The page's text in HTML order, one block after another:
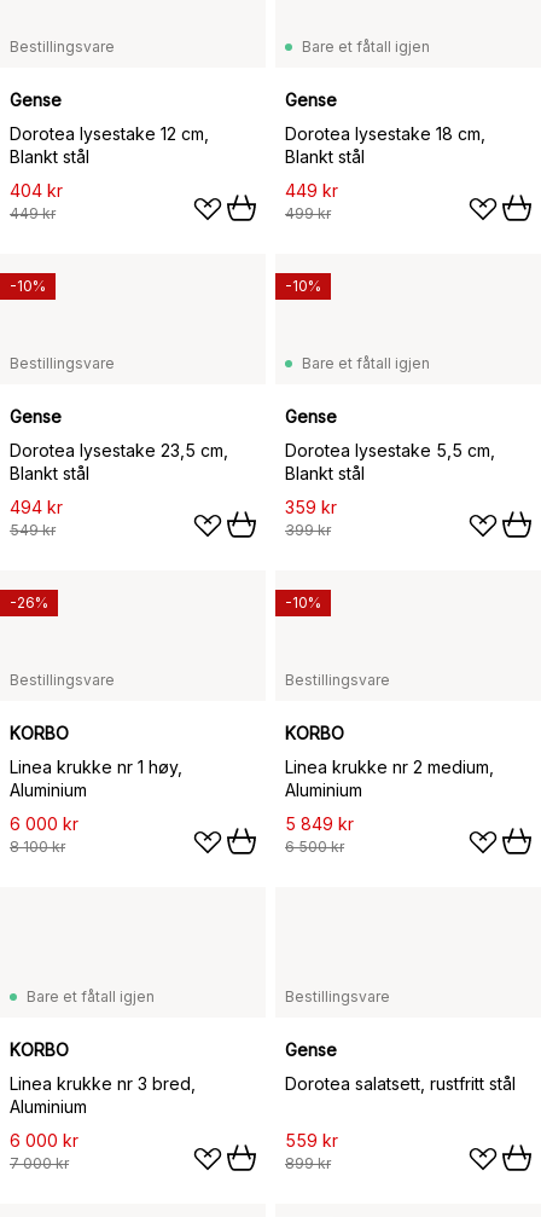
Bestillingsvare
Gense
Dorotea lysestake 12 cm,
Blankt stål
404 kr
449 kr
Bare et fåtall igjen
Gense
Dorotea lysestake 18 cm,
Blankt stål
449 kr
499 kr
Bestillingsvare
Gense
Dorotea lysestake 23,5 cm,
Blankt stål
494 kr
549 kr
-10%
Bare et fåtall igjen
Gense
Dorotea lysestake 5,5 cm,
Blankt stål
359 kr
399 kr
-10%
Bestillingsvare
KORBO
Linea krukke nr 1 høy,
Aluminium
6 000 kr
8 100 kr
-26%
Bestillingsvare
KORBO
Linea krukke nr 2 medium,
Aluminium
5 849 kr
6 500 kr
-10%
Bare et fåtall igjen
KORBO
Linea krukke nr 3 bred,
Aluminium
6 000 kr
7 000 kr
Bestillingsvare
Gense
Dorotea salatsett, rustfritt stål
559 kr
899 kr